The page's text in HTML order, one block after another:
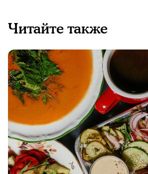
Читайте также